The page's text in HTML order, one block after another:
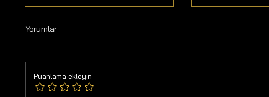
Yorumlar
Puanlama ekleyin